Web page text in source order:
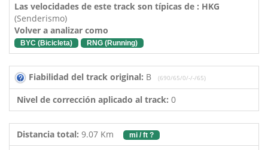
Las velocidades de este track son típicas de : HKG
(Senderismo)
Volver a analizar como
BYC (Bicicleta) RNG (Running)
Fiabilidad del track original: B (690/65/0/-/-/65)
Nivel de corrección aplicado al track: 0
Distancia total: 9.07 Km mi / ft ?